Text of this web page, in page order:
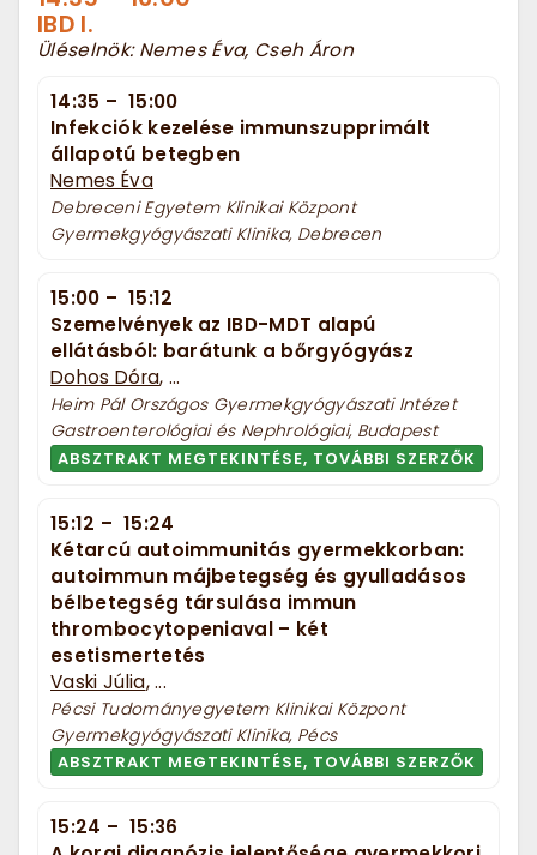
IBD I.
Üléselnök: Nemes Éva, Cseh Áron
14:35 – 15:00
Infekciók kezelése immunszupprimált
állapotú betegben
Nemes Éva
Debreceni Egyetem Klinikai Központ
Gyermekgyógyászati Klinika, Debrecen
15:00 – 15:12
Szemelvények az IBD-MDT alapú
ellátásból: barátunk a bőrgyógyász
Dohos Dóra, ...
Heim Pál Országos Gyermekgyógyászati Intézet
Gastroenterológiai és Nephrológiai, Budapest
ABSZTRAKT MEGTEKINTÉSE, TOVÁBBI SZERZŐK
15:12 – 15:24
Kétarcú autoimmunitás gyermekkorban:
autoimmun májbetegség és gyulladásos
bélbetegség társulása immun
thrombocytopeniaval – két
esetismertetés
Vaski Júlia, ...
Pécsi Tudományegyetem Klinikai Központ
Gyermekgyógyászati Klinika, Pécs
ABSZTRAKT MEGTEKINTÉSE, TOVÁBBI SZERZŐK
15:24 – 15:36